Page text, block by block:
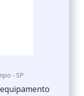
- SP